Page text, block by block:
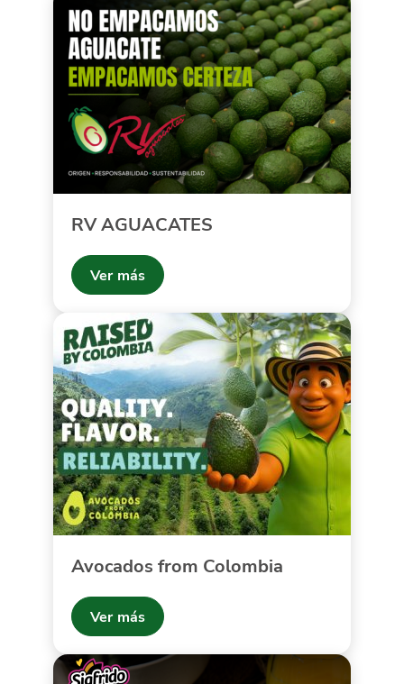
RV AGUACATES
Ver más
Avocados from Colombia
Ver más